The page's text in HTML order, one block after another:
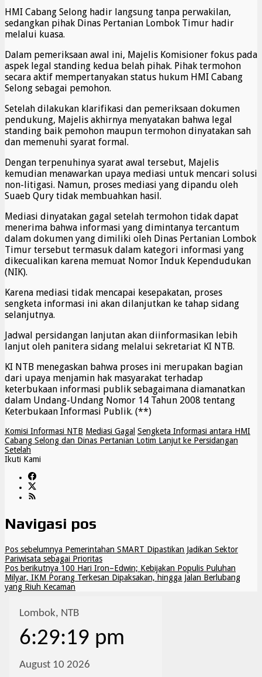
HMI Cabang Selong hadir langsung tanpa perwakilan,
sedangkan pihak Dinas Pertanian Lombok Timur hadir
melalui kuasa.
Dalam pemeriksaan awal ini, Majelis Komisioner fokus pada
aspek legal standing kedua belah pihak. Pihak termohon
secara aktif mempertanyakan status hukum HMI Cabang
Selong sebagai pemohon.
Setelah dilakukan klarifikasi dan pemeriksaan dokumen
pendukung, Majelis akhirnya menyatakan bahwa legal
standing baik pemohon maupun termohon dinyatakan sah
dan memenuhi syarat formal.
Dengan terpenuhinya syarat awal tersebut, Majelis
kemudian menawarkan upaya mediasi untuk mencari solusi
non-litigasi. Namun, proses mediasi yang dipandu oleh
Suaeb Qury tidak membuahkan hasil.
Mediasi dinyatakan gagal setelah termohon tidak dapat
menerima bahwa informasi yang dimintanya tercantum
dalam dokumen yang dimiliki oleh Dinas Pertanian Lombok
Timur tersebut termasuk dalam kategori informasi yang
dikecualikan karena memuat Nomor Induk Kependudukan
(NIK).
Karena mediasi tidak mencapai kesepakatan, proses
sengketa informasi ini akan dilanjutkan ke tahap sidang
selanjutnya.
Jadwal persidangan lanjutan akan diinformasikan lebih
lanjut oleh panitera sidang melalui sekretariat KI NTB.
KI NTB menegaskan bahwa proses ini merupakan bagian
dari upaya menjamin hak masyarakat terhadap
keterbukaan informasi publik sebagaimana diamanatkan
dalam Undang-Undang Nomor 14 Tahun 2008 tentang
Keterbukaan Informasi Publik. (**)
Komisi Informasi NTB Mediasi Gagal Sengketa Informasi antara HMI
Cabang Selong dan Dinas Pertanian Lotim Lanjut ke Persidangan
Setelah
Ikuti Kami
Navigasi pos
Pos sebelumnya Pemerintahan SMART Dipastikan Jadikan Sektor
Pariwisata sebagai Prioritas
Pos berikutnya 100 Hari Iron–Edwin; Kebijakan Populis Puluhan
Milyar, IKM Porang Terkesan Dipaksakan, hingga Jalan Berlubang
yang Riuh Kecaman